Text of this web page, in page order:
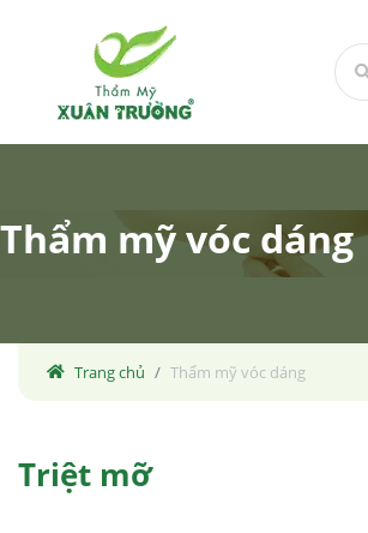
Thẩm mỹ vóc dáng
Trang chủ Thẩm mỹ vóc dáng
Triệt mỡ